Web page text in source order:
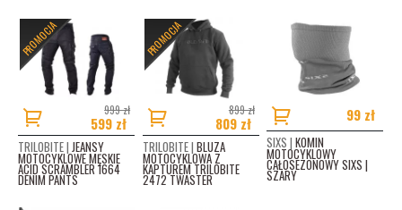
PROMOCJA
999 zł
599 zł
TRILOBITE | JEANSY
MOTOCYKLOWE MĘSKIE
ACID SCRAMBLER 1664
DENIM PANTS
PROMOCJA
899 zł
809 zł
TRILOBITE | BLUZA
MOTOCYKLOWA Z
KAPTUREM TRILOBITE
2472 TWASTER
99 zł
SIXS | KOMIN
MOTOCYKLOWY
CAŁOSEZONOWY SIXS |
SZARY